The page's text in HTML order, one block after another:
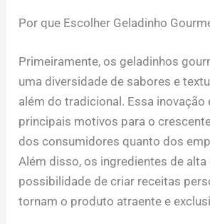
Por que Escolher Geladinho
Primeiramente, os geladinhos
uma diversidade de sabores e
além do tradicional. Essa inovação
principais motivos para o
dos consumidores quanto dos
Além disso, os ingredientes de alta
possibilidade de criar receitas
tornam o produto atraente e